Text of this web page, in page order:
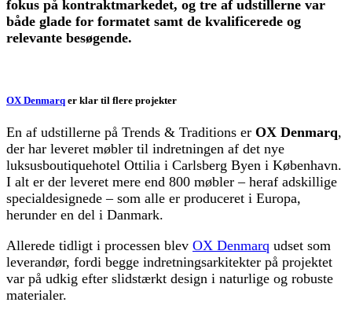
fokus på kontraktmarkedet, og tre af udstillerne var
både glade for formatet samt de kvalificerede og
relevante besøgende.
OX Denmarq er klar til flere projekter
En af udstillerne på Trends & Traditions er OX Denmarq,
der har leveret møbler til indretningen af det nye
luksusboutiquehotel Ottilia i Carlsberg Byen i København.
I alt er der leveret mere end 800 møbler – heraf adskillige
specialdesignede – som alle er produceret i Europa,
herunder en del i Danmark.
Allerede tidligt i processen blev OX Denmarq udset som
leverandør, fordi begge indretningsarkitekter på projektet
var på udkig efter slidstærkt design i naturlige og robuste
materialer.